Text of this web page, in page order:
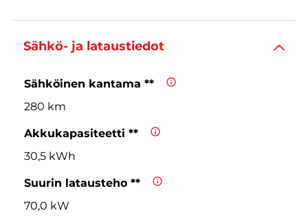
Sähkö- ja lataustiedot
Sähköinen kantama **
280 km
Akkukapasiteetti **
30,5 kWh
Suurin latausteho **
70,0 kW